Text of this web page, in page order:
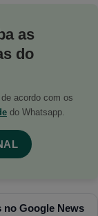
as
do
acordo com os
do Whatsapp.
no Google News